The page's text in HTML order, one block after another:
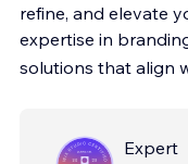
refine, and elevate
expertise in
solutions that align
Expert